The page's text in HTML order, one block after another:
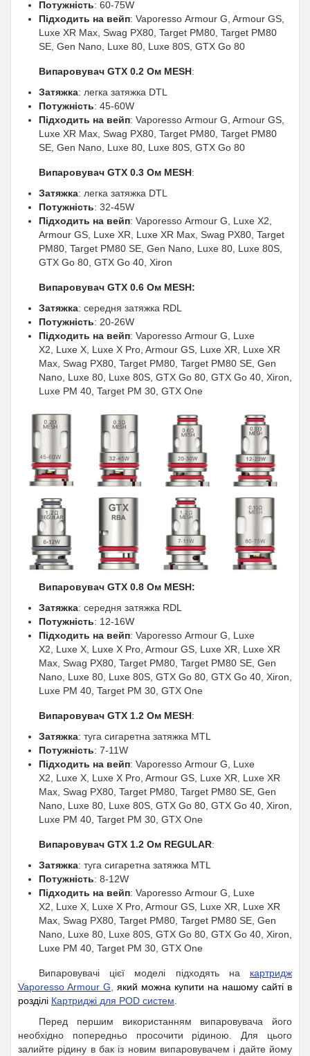
Потужність: 60-75W
Підходить на вейп: Vaporesso Armour G, Armour GS,
Luxe XR Max, Swag PX80, Target PM80, Target PM80
SE, Gen Nano, Luxe 80, Luxe 80S, GTX Go 80
Випаровувач GTX 0.2 Ом MESH:
Затяжка: легка затяжка DTL
Потужність: 45-60W
Підходить на вейп: Vaporesso Armour G, Armour GS,
Luxe XR Max, Swag PX80, Target PM80, Target PM80
SE, Gen Nano, Luxe 80, Luxe 80S, GTX Go 80
Випаровувач GTX 0.3 Ом MESH:
Затяжка: легка затяжка DTL
Потужність: 32-45W
Підходить на вейп: Vaporesso Armour G, Luxe X2,
Armour GS, Luxe XR, Luxe XR Max, Swag PX80, Target
PM80, Target PM80 SE, Gen Nano, Luxe 80, Luxe 80S,
GTX Go 80, GTX Go 40, Xiron
Випаровувач GTX 0.6 Ом MESH:
Затяжка: середня затяжка RDL
Потужність: 20-26W
Підходить на вейп: Vaporesso Armour G, Luxe
X2, Luxe X, Luxe X Pro, Armour GS, Luxe XR, Luxe XR
Max, Swag PX80, Target PM80, Target PM80 SE, Gen
Nano, Luxe 80, Luxe 80S, GTX Go 80, GTX Go 40, Xiron,
Luxe PM 40, Target PM 30, GTX One
Випаровувач GTX 0.8 Ом MESH:
Затяжка: середня затяжка RDL
Потужність: 12-16W
Підходить на вейп: Vaporesso Armour G, Luxe
X2, Luxe X, Luxe X Pro, Armour GS, Luxe XR, Luxe XR
Max, Swag PX80, Target PM80, Target PM80 SE, Gen
Nano, Luxe 80, Luxe 80S, GTX Go 80, GTX Go 40, Xiron,
Luxe PM 40, Target PM 30, GTX One
Випаровувач GTX 1.2 Ом MESH:
Затяжка: туга сигаретна затяжка MTL
Потужність: 7-11W
Підходить на вейп: Vaporesso Armour G, Luxe
X2, Luxe X, Luxe X Pro, Armour GS, Luxe XR, Luxe XR
Max, Swag PX80, Target PM80, Target PM80 SE, Gen
Nano, Luxe 80, Luxe 80S, GTX Go 80, GTX Go 40, Xiron,
Luxe PM 40, Target PM 30, GTX One
Випаровувач GTX 1.2 Ом REGULAR:
Затяжка: туга сигаретна затяжка MTL
Потужність: 8-12W
Підходить на вейп: Vaporesso Armour G, Luxe
X2, Luxe X, Luxe X Pro, Armour GS, Luxe XR, Luxe XR
Max, Swag PX80, Target PM80, Target PM80 SE, Gen
Nano, Luxe 80, Luxe 80S, GTX Go 80, GTX Go 40, Xiron,
Luxe PM 40, Target PM 30, GTX One
Випаровувачі цієї моделі підходять на картридж
Vaporesso Armour G, який можна купити на нашому сайті в
розділі Картриджі для POD систем.
Перед першим використанням випаровувача його
необхідно попередньо просочити рідиною. Для цього
залийте рідину в бак із новим випаровувачем і дайте йому